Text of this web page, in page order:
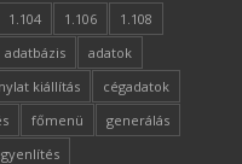
1.104 1.106
1.108
adatbázis
adatok
kiállítás
cégadatok
főmenü
generálás